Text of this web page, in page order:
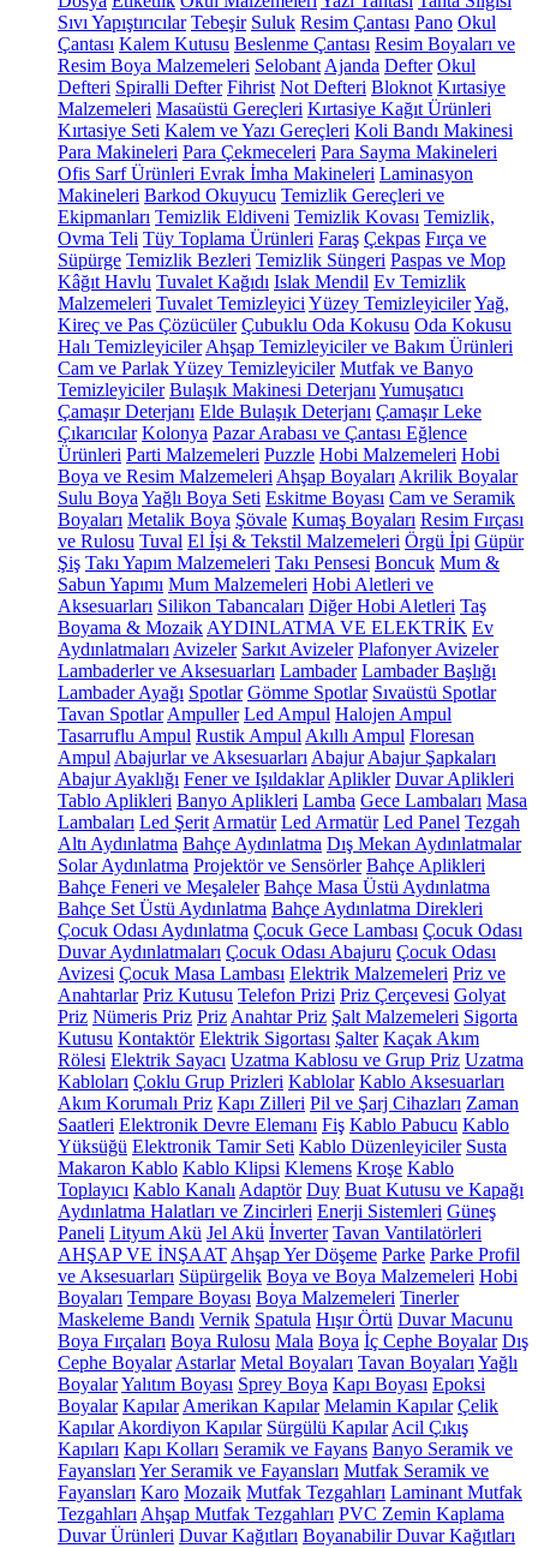
Sıvı Yapıştırıcılar Tebeşir Suluk Resim Çantası Pano Okul
Çantası Kalem Kutusu Beslenme Çantası Resim Boyaları ve
Resim Boya Malzemeleri Selobant Ajanda Defter Okul
Defteri Spiralli Defter Fihrist Not Defteri Bloknot Kırtasiye
Malzemeleri Masaüstü Gereçleri Kırtasiye Kağıt Ürünleri
Kırtasiye Seti Kalem ve Yazı Gereçleri Koli Bandı Makinesi
Para Makineleri Para Çekmeceleri Para Sayma Makineleri
Ofis Sarf Ürünleri Evrak İmha Makineleri Laminasyon
Makineleri Barkod Okuyucu Temizlik Gereçleri ve
Ekipmanları Temizlik Eldiveni Temizlik Kovası Temizlik,
Ovma Teli Tüy Toplama Ürünleri Faraş Çekpas Fırça ve
Süpürge Temizlik Bezleri Temizlik Süngeri Paspas ve Mop
Kâğıt Havlu Tuvalet Kağıdı Islak Mendil Ev Temizlik
Malzemeleri Tuvalet Temizleyici Yüzey TemizleyicilerYağ,
Kireç ve Pas Çözücüler Çubuklu Oda Kokusu Oda Kokusu
Halı Temizleyiciler Ahşap Temizleyiciler ve Bakım Ürünleri
Cam ve Parlak Yüzey Temizleyiciler Mutfak ve Banyo
Temizleyiciler Bulaşık Makinesi Deterjanı Yumuşatıcı
Çamaşır Deterjanı Elde Bulaşık Deterjanı Çamaşır Leke
Çıkarıcılar Kolonya Pazar Arabası ve Çantası Eğlence
Ürünleri Parti Malzemeleri Puzzle Hobi Malzemeleri Hobi
Boya ve Resim Malzemeleri Ahşap Boyaları Akrilik Boyalar
Sulu Boya Yağlı Boya Seti Eskitme Boyası Cam ve Seramik
Boyaları Metalik Boya Şövale Kumaş Boyaları Resim Fırçası
ve Rulosu Tuval El İşi & Tekstil Malzemeleri Örgü İpi Güpür
Şiş Takı Yapım Malzemeleri Takı Pensesi Boncuk Mum &
Sabun Yapımı Mum Malzemeleri Hobi Aletleri ve
Aksesuarları Silikon Tabancaları Diğer Hobi Aletleri Taş
Boyama & Mozaik AYDINLATMA VE ELEKTRİK Ev
Aydınlatmaları Avizeler Sarkıt Avizeler Plafonyer Avizeler
Lambaderler ve Aksesuarları Lambader Lambader Başlığı
Lambader Ayağı Spotlar Gömme Spotlar Sıvaüstü Spotlar
Tavan Spotlar Ampuller Led Ampul Halojen Ampul
Tasarruflu Ampul Rustik Ampul Akıllı Ampul Floresan
Ampul Abajurlar ve Aksesuarları Abajur Abajur Şapkaları
Abajur Ayaklığı Fener ve Işıldaklar Aplikler Duvar Aplikleri
Tablo Aplikleri Banyo Aplikleri Lamba Gece Lambaları Masa
Lambaları Led Şerit Armatür Led Armatür Led Panel Tezgah
Altı Aydınlatma Bahçe Aydınlatma Dış Mekan Aydınlatmalar
Solar Aydınlatma Projektör ve Sensörler Bahçe Aplikleri
Bahçe Feneri ve Meşaleler Bahçe Masa Üstü Aydınlatma
Bahçe Set Üstü Aydınlatma Bahçe Aydınlatma Direkleri
Çocuk Odası Aydınlatma Çocuk Gece Lambası Çocuk Odası
Duvar Aydınlatmaları Çocuk Odası Abajuru Çocuk Odası
Avizesi Çocuk Masa Lambası Elektrik Malzemeleri Priz ve
Anahtarlar Priz Kutusu Telefon Prizi Priz Çerçevesi Golyat
Priz Nümeris Priz Priz Anahtar Priz Şalt Malzemeleri Sigorta
Kutusu Kontaktör Elektrik Sigortası Şalter Kaçak Akım
Rölesi Elektrik Sayacı Uzatma Kablosu ve Grup Priz Uzatma
Kabloları Çoklu Grup Prizleri Kablolar Kablo Aksesuarları
Akım Korumalı Priz Kapı Zilleri Pil ve Şarj Cihazları Zaman
Saatleri Elektronik Devre Elemanı Fiş Kablo Pabucu Kablo
Yüksüğü Elektronik Tamir Seti Kablo Düzenleyiciler Susta
Makaron Kablo Kablo Klipsi Klemens Kroşe Kablo
Toplayıcı Kablo Kanalı Adaptör Duy Buat Kutusu ve Kapağı
Aydınlatma Halatları ve Zincirleri Enerji Sistemleri Güneş
Paneli Lityum Akü Jel Akü İnverter Tavan Vantilatörleri
AHŞAP VE İNŞAAT Ahşap Yer Döşeme Parke Parke Profil
ve Aksesuarları Süpürgelik Boya ve Boya Malzemeleri Hobi
Boyaları Tempare Boyası Boya Malzemeleri Tinerler
Maskeleme Bandı Vernik Spatula Hışır Örtü Duvar Macunu
Boya Fırçaları Boya Rulosu Mala Boya İç Cephe Boyalar Dış
Cephe Boyalar Astarlar Metal Boyaları Tavan Boyaları Yağlı
BoyalarYalıtım Boyası Sprey Boya Kapı Boyası Epoksi
Boyalar Kapılar Amerikan Kapılar Melamin Kapılar Çelik
Kapılar Akordiyon Kapılar Sürgülü Kapılar Acil Çıkış
Kapıları Kapı Kolları Seramik ve Fayans Banyo Seramik ve
Fayansları Yer Seramik ve Fayansları Mutfak Seramik ve
Fayansları Karo Mozaik Mutfak Tezgahları Laminant Mutfak
Tezgahları Ahşap Mutfak Tezgahları PVC Zemin Kaplama
Duvar Ürünleri Duvar Kağıtları Boyanabilir Duvar Kağıtları